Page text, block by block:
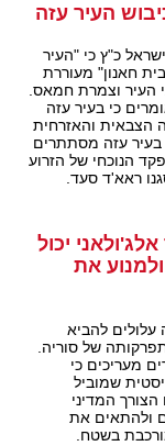
העיר עזה
כ"ץ כי "העיר
חאנון" מעוררת
העיר וצמרת חמאס.
כי בעיר עזה
הצבאית והאזרחית
עזה מסתתרים
הנוכחי של הזרוע
ראא'ד סעד.
יכול
את
עלולים להביא
של סוריה.
מעריכים כי
שמוביל
המדיני
ולהתאים את
בשטח.